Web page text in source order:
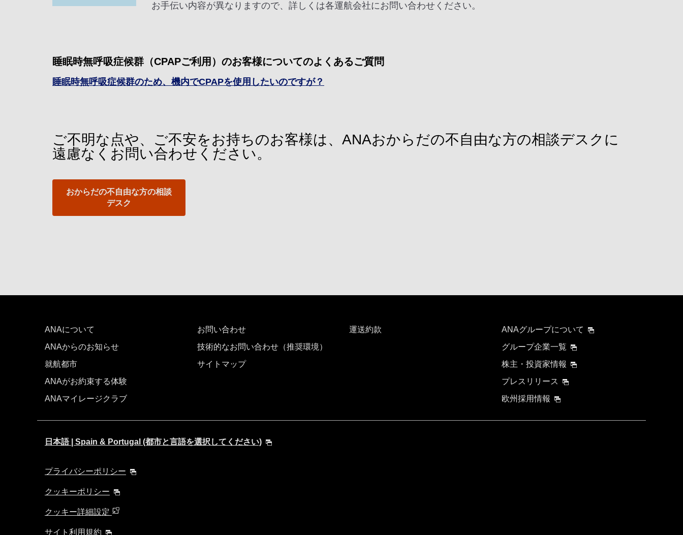
お手伝い内容が異なりますので、詳しくは各運航会社にお問い合わせください。
睡眠時無呼吸症候群（CPAPご利用）のお客様についてのよくあるご質問
睡眠時無呼吸症候群のため、機内でCPAPを使用したいのですが？
ご不明な点や、ご不安をお持ちのお客様は、ANAおからだの不自由な方の相談デスクに
遠慮なくお問い合わせください。
おからだの不自由な方の相談
デスク
ANAについて
ANAからのお知らせ
就航都市
ANAがお約束する体験
ANAマイレージクラブ
お問い合わせ
技術的なお問い合わせ（推奨環境）
サイトマップ
運送約款
ANAグループについて
グループ企業一覧
株主・投資家情報
プレスリリース
欧州採用情報
日本語 | Spain & Portugal (都市と言語を選択してください)
プライバシーポリシー
クッキーポリシー
クッキー詳細設定
サイト利用規約